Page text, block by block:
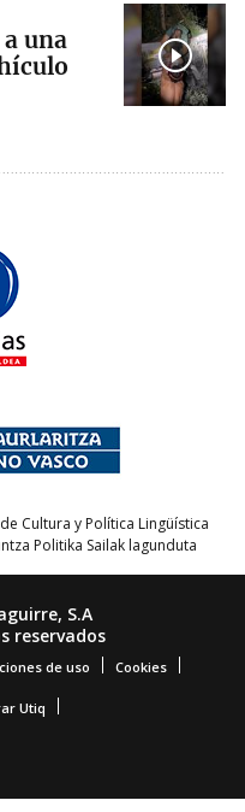
una
Cultura y Política Lingüística
Politika Sailak lagunduta
S.A
reservados
de uso Cookies
Utiq